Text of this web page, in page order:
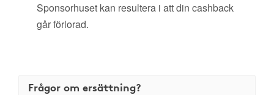
Sponsorhuset kan resultera i att din cashback
går förlorad.
Frågor om ersättning?